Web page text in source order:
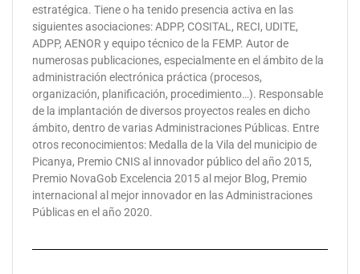
estratégica. Tiene o ha tenido presencia activa en las
siguientes asociaciones: ADPP, COSITAL, RECI, UDITE,
ADPP, AENOR y equipo técnico de la FEMP. Autor de
numerosas publicaciones, especialmente en el ámbito de la
administración electrónica práctica (procesos,
organización, planificación, procedimiento…). Responsable
de la implantación de diversos proyectos reales en dicho
ámbito, dentro de varias Administraciones Públicas. Entre
otros reconocimientos: Medalla de la Vila del municipio de
Picanya, Premio CNIS al innovador público del año 2015,
Premio NovaGob Excelencia 2015 al mejor Blog, Premio
internacional al mejor innovador en las Administraciones
Públicas en el año 2020.